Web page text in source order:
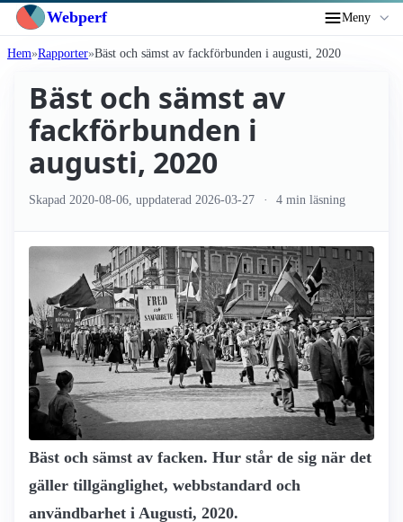
Webperf Meny
Hem Rapporter Bäst och sämst av fackförbunden i augusti, 2020
Bäst och sämst av
fackförbunden i
augusti, 2020
Skapad 2020-08-06 , uppdaterad 2026-03-27 4 min läsning
Bäst och sämst av facken. Hur står de sig när det
gäller tillgänglighet, webbstandard och
användbarhet i Augusti, 2020.